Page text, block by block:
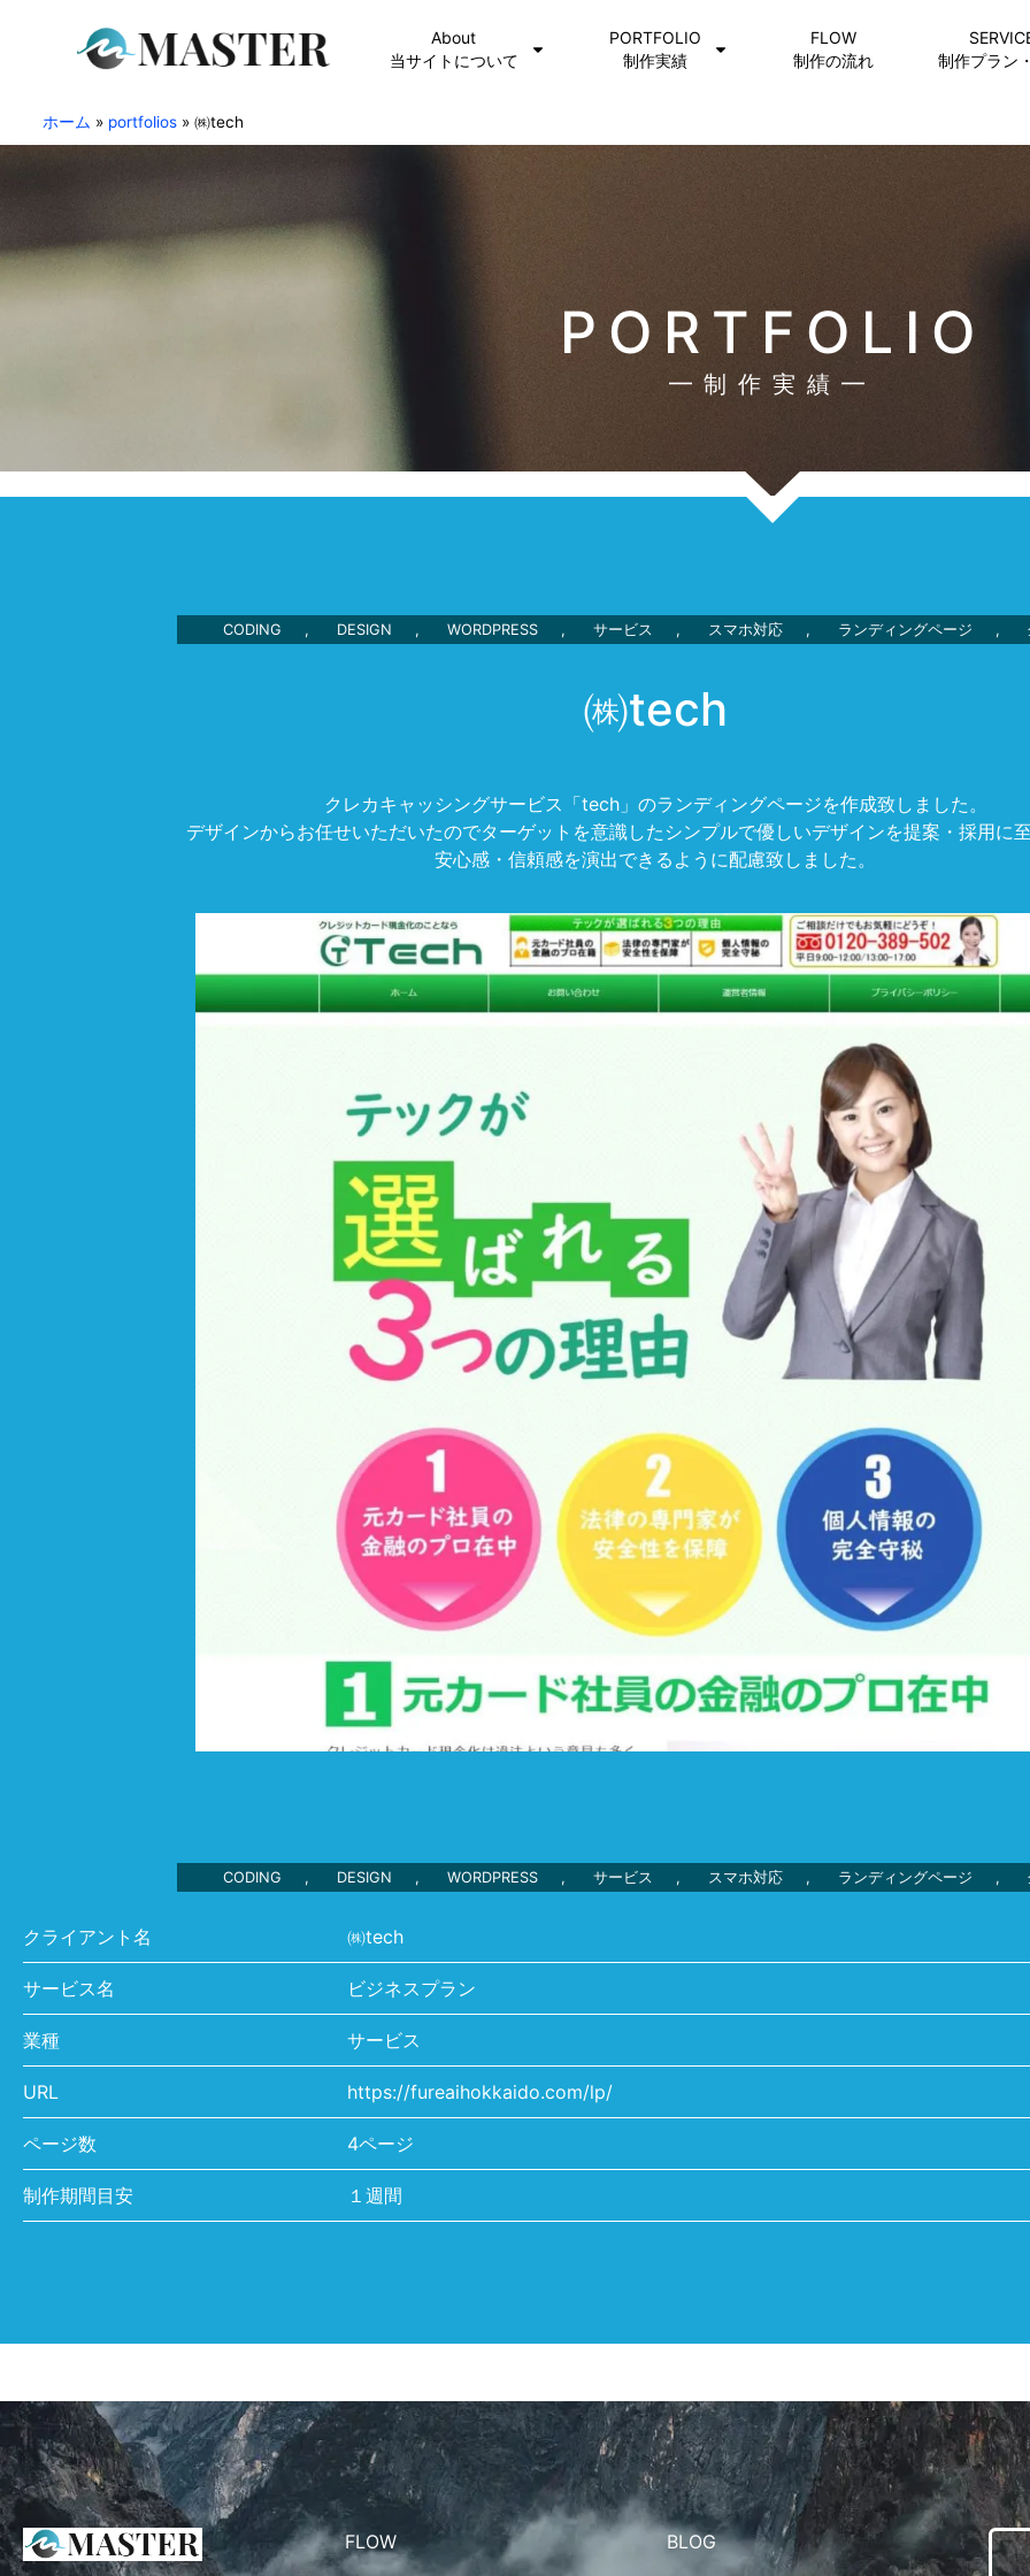
About
当サイトについて
PORTFOLIO
制作実績
FLOW
制作の流れ
制作プラン
ホーム » portfolios »㈱tech
PORTFOLIO
制作実績
CODING , DESIGN , WORDPRESS , サービス , スマホ対応 , ランディングページ ,
㈱tech
クレカキャッシングサービス「tech」のランディングページを作成致しました。
デザインからお任せいただいたのでターゲットを意識したシンプルで優しいデザインを提案・採用に
安心感・信頼感を演出できるように配慮致しました。
CODING , DESIGN , WORDPRESS , サービス , スマホ対応 , ランディングページ ,
クライアント名 ㈱tech
サービス名 ビジネスプラン
業種 サービス
URL https://fureaihokkaido.com/lp/
ページ数 4ページ
制作期間目安 １週間
FLOW
BLOG